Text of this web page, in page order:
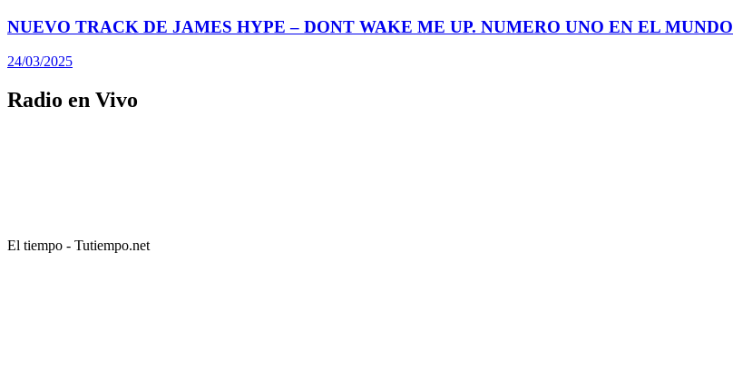
NUEVO TRACK DE JAMES HYPE – DONT WAKE ME UP. NUMERO UNO EN EL MUNDO
24/03/2025
Radio en Vivo
El tiempo - Tutiempo.net